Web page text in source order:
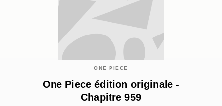
ONE PIECE
One Piece édition originale -
Chapitre 959